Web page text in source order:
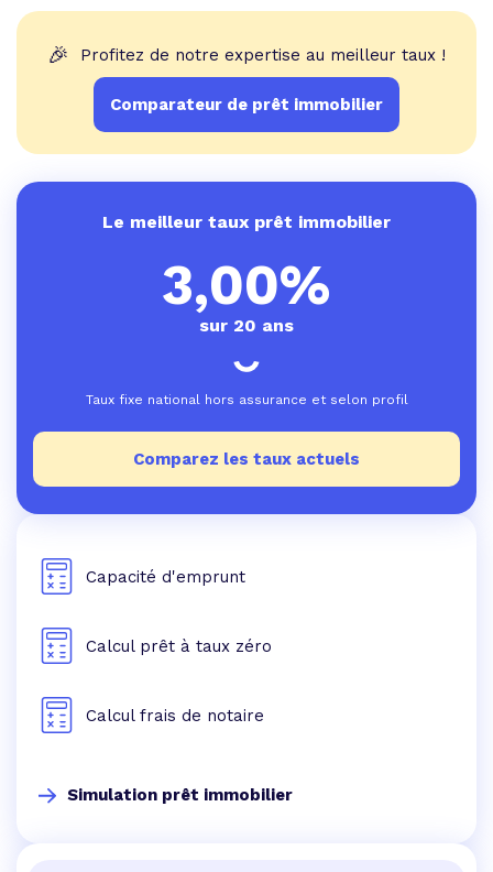
🎉 Profitez de notre expertise au meilleur taux !
Comparateur de prêt immobilier
Le meilleur taux prêt immobilier
3,00%
sur 20 ans
Taux fixe national hors assurance et selon profil
Comparez les taux actuels
Capacité d'emprunt
Calcul prêt à taux zéro
Calcul frais de notaire
Simulation prêt immobilier